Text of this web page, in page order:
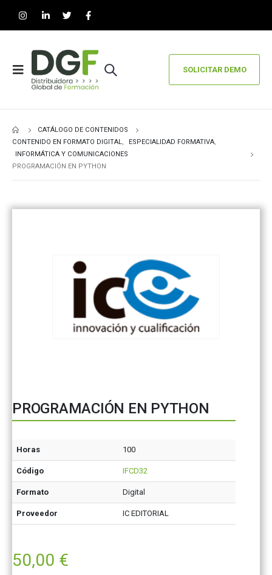
SOLICITAR DEMO
CATÁLOGO DE CONTENIDOS
CONTENIDO EN FORMATO DIGITAL, ESPECIALIDAD FORMATIVA,
INFORMÁTICA Y COMUNICACIONES
PROGRAMACIÓN EN PYTHON
PROGRAMACIÓN EN PYTHON
Horas 100
Código IFCD32
Formato Digital
Proveedor IC EDITORIAL
50,00 €